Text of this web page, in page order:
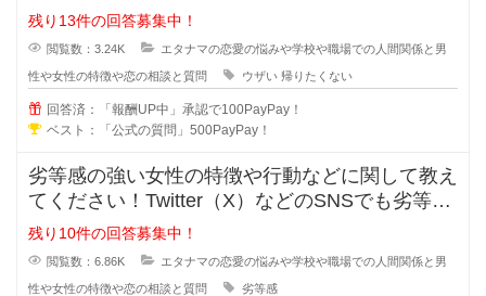
ありますよね？帰りたくないと言う
残り13件の回答募集中！
閲覧数：3.24K エタナマの恋愛の悩みや学校や職場での人間関係と男
性や女性の特徴や恋の相談と質問 ウザい 帰りたくない
回答済：「報酬UP中」承認で100PayPay！
ベスト：「公式の質問」500PayPay！
劣等感の強い女性の特徴や行動などに関して教え
てください！Twitter（X）などのSNSでも劣等感
が強い女性っていますよ
残り10件の回答募集中！
閲覧数：6.86K エタナマの恋愛の悩みや学校や職場での人間関係と男
性や女性の特徴や恋の相談と質問 劣等感